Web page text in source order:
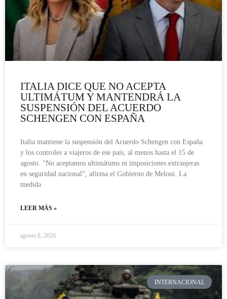
ITALIA DICE QUE NO ACEPTA
ULTIMÁTUM Y MANTENDRÁ LA
SUSPENSIÓN DEL ACUERDO
SCHENGEN CON ESPAÑA
Italia mantiene la suspensión del Acuerdo Schengen con España
y los controles a viajeros de ese país, al menos hasta el 15 de
agosto. “No aceptamos ultimátums ni imposiciones extranjeras
en seguridad nacional”, afirma el Gobierno de Meloni. La
medida
LEER MÁS »
agosto 8, 2026
INTERNACIONAL